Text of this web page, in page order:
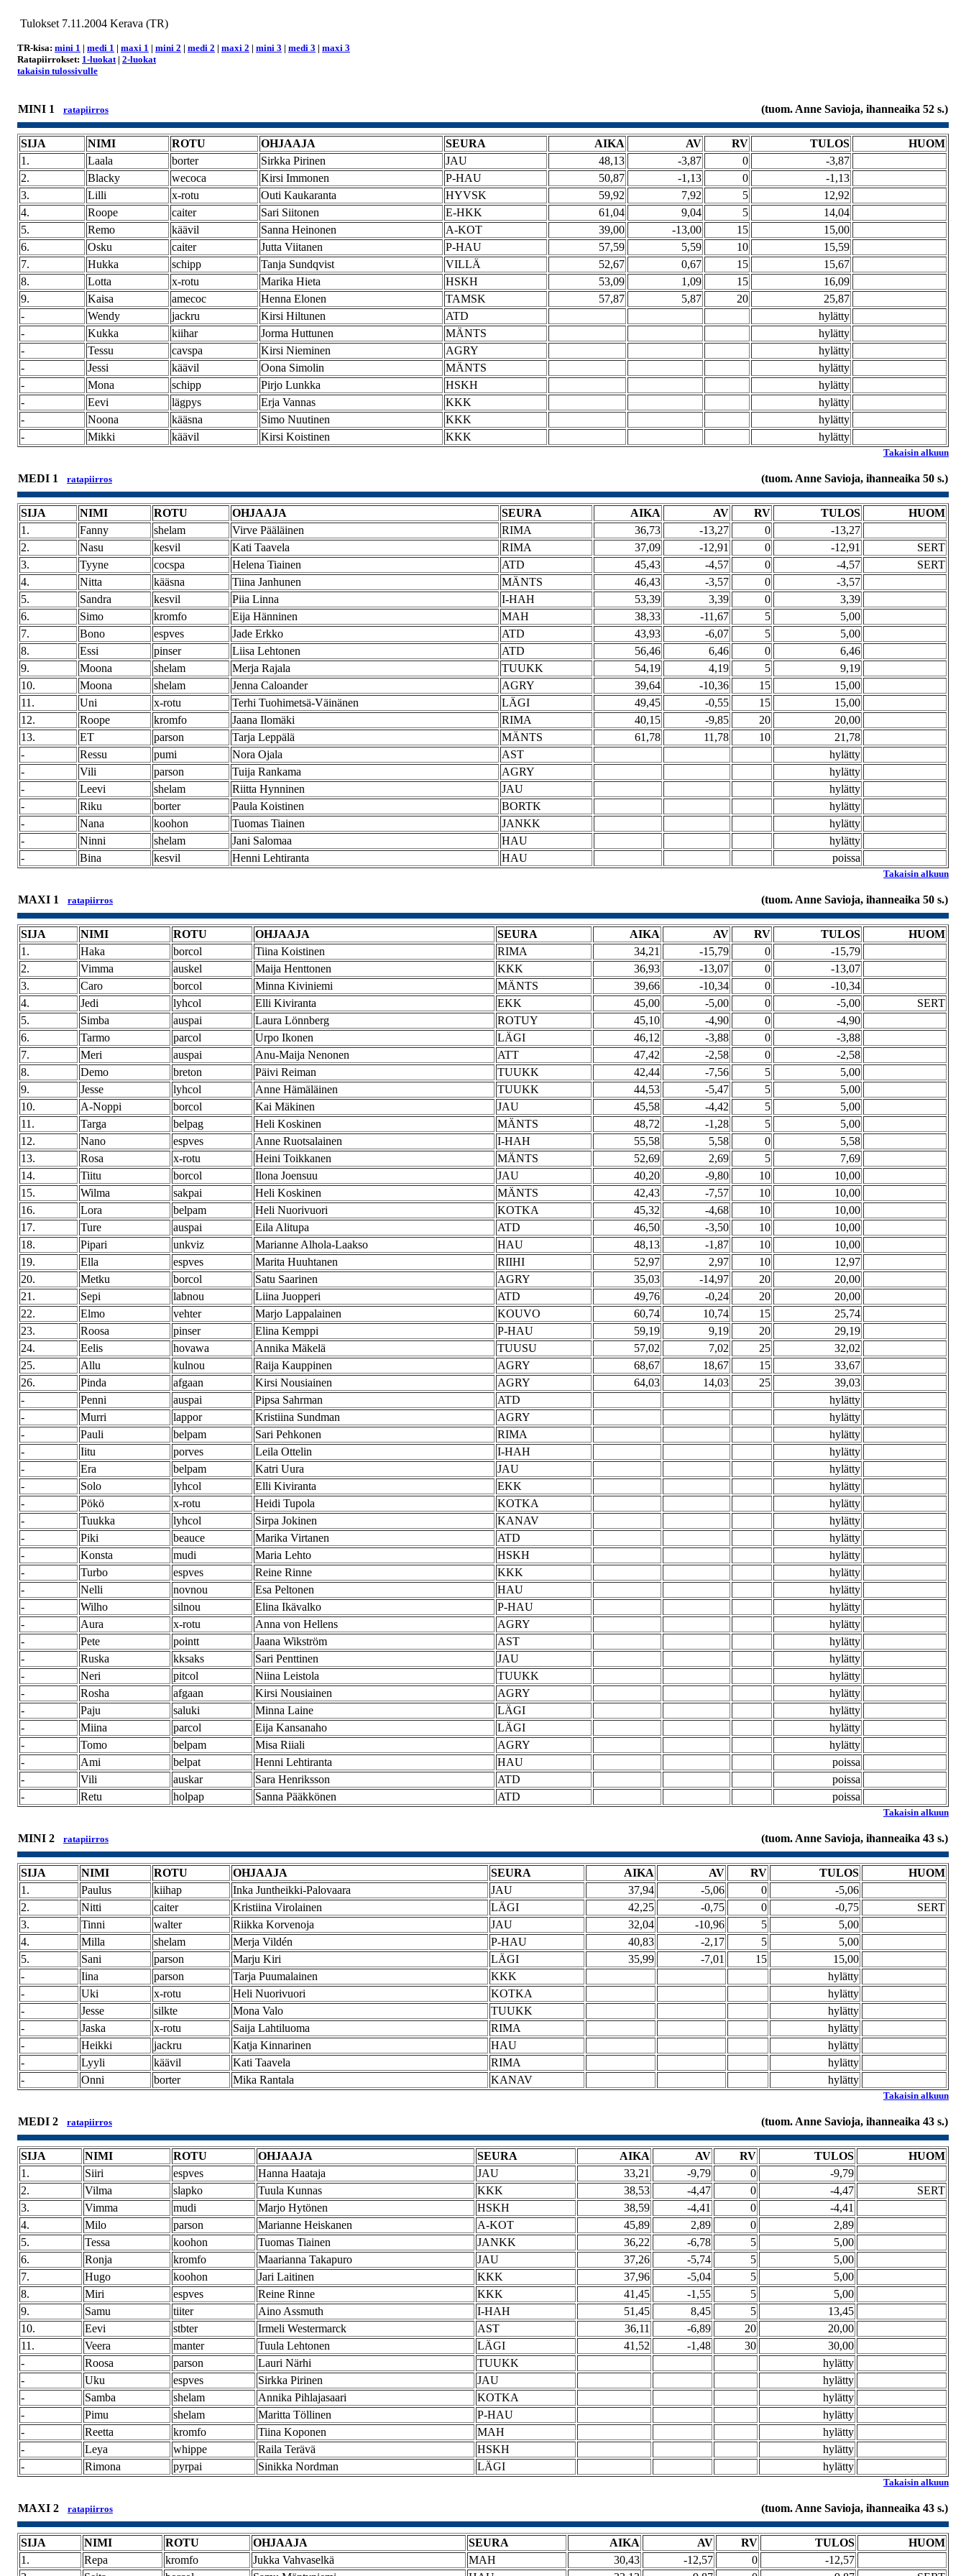
Tulokset 7.11.2004 Kerava (TR)
TR-kisa: mini 1 | medi 1 | maxi 1 | mini 2 | medi 2 | maxi 2 | mini 3 | medi 3 | maxi 3
Ratapiirrokset: 1-luokat| 2-luokat
takaisin tulossivulle
MINI 1 ratapiirros (tuom. Anne Savioja, ihanneaika 52 s.)
SIJA NIMI ROTU OHJAAJA SEURA AIKA AV RV TULOS
HUOM
1.
Laala borter Sirkka Pirinen JAU 48,13 -3,87 0
-3,87
2.
Blacky wecoca Kirsi Immonen P-HAU 50,87 -1,13 0
-1,13
3.
Lilli x-rotu Outi Kaukaranta HYVSK 59,92 7,92 5
12,92
4.
Roope caiter Sari Siitonen E-HKK 61,04 9,04 5
14,04
5.
Remo käävil Sanna Heinonen A-KOT 39,00 -13,00 15
15,00
6.
Osku caiter Jutta Viitanen P-HAU 57,59 5,59 10
15,59
7.
Hukka schipp Tanja Sundqvist VILLÄ 52,67 0,67 15
15,67
8.
Lotta x-rotu Marika Hieta HSKH 53,09 1,09 15
16,09
9.
Kaisa amecoc Henna Elonen TAMSK 57,87 5,87 20
25,87
-
Wendy jackru Kirsi Hiltunen ATD
hylätty
-
Kukka kiihar Jorma Huttunen MÄNTS
hylätty
-
Tessu cavspa Kirsi Nieminen AGRY
hylätty
-
Jessi käävil Oona Simolin MÄNTS
hylätty
-
Mona schipp Pirjo Lunkka HSKH
hylätty
-
Eevi lägpys Erja Vannas KKK
hylätty
-
Noona kääsna Simo Nuutinen KKK
hylätty
-
Mikki käävil Kirsi Koistinen KKK hylätty
Takaisin alkuun
MEDI 1 ratapiirros (tuom. Anne Savioja, ihanneaika 50 s.)
SIJA NIMI ROTU OHJAAJA SEURA AIKA AV RV TULOS
HUOM
1.
Fanny shelam Virve Pääläinen RIMA 36,73 -13,27 0
-13,27
2.
Nasu kesvil Kati Taavela RIMA 37,09 -12,91 0 -12,91
SERT
3.
Tyyne cocspa Helena Tiainen ATD 45,43 -4,57 0 -4,57
SERT
4.
Nitta kääsna Tiina Janhunen MÄNTS 46,43 -3,57 0
-3,57
5.
Sandra kesvil Piia Linna I-HAH 53,39 3,39 0
3,39
6.
Simo kromfo Eija Hänninen MAH 38,33 -11,67 5
5,00
7.
Bono espves Jade Erkko ATD 43,93 -6,07 5
5,00
8.
Essi pinser Liisa Lehtonen ATD 56,46 6,46 0
6,46
9.
Moona shelam Merja Rajala TUUKK 54,19 4,19 5
9,19
10.
Moona shelam Jenna Caloander AGRY 39,64 -10,36 15
15,00
11.
Uni x-rotu Terhi Tuohimetsä-Väinänen LÄGI 49,45 -0,55 15
15,00
12.
Roope kromfo Jaana Ilomäki RIMA 40,15 -9,85 20
20,00
13.
ET parson Tarja Leppälä MÄNTS 61,78 11,78 10
21,78
-
Ressu pumi Nora Ojala AST
hylätty
-
Vili parson Tuija Rankama AGRY
hylätty
-
Leevi shelam Riitta Hynninen JAU
hylätty
-
Riku borter Paula Koistinen BORTK
hylätty
-
Nana koohon Tuomas Tiainen JANKK
hylätty
-
Ninni shelam Jani Salomaa HAU
hylätty
-
Bina kesvil Henni Lehtiranta HAU poissa
Takaisin alkuun
MAXI 1 ratapiirros (tuom. Anne Savioja, ihanneaika 50 s.)
SIJA NIMI ROTU OHJAAJA SEURA AIKA AV RV TULOS
HUOM
1.
Haka borcol Tiina Koistinen RIMA 34,21 -15,79 0
-15,79
2.
Vimma auskel Maija Henttonen KKK 36,93 -13,07 0
-13,07
3.
Caro borcol Minna Kiviniemi MÄNTS 39,66 -10,34 0
-10,34
4.
Jedi lyhcol Elli Kiviranta EKK 45,00 -5,00 0 -5,00
SERT
5.
Simba auspai Laura Lönnberg ROTUY 45,10 -4,90 0
-4,90
6.
Tarmo parcol Urpo Ikonen LÄGI 46,12 -3,88 0
-3,88
7.
Meri auspai Anu-Maija Nenonen ATT 47,42 -2,58 0
-2,58
8.
Demo breton Päivi Reiman TUUKK 42,44 -7,56 5
5,00
9.
Jesse lyhcol Anne Hämäläinen TUUKK 44,53 -5,47 5
5,00
10.
A-Noppi borcol Kai Mäkinen JAU 45,58 -4,42 5
5,00
11.
Targa belpag Heli Koskinen MÄNTS 48,72 -1,28 5
5,00
12.
Nano espves Anne Ruotsalainen I-HAH 55,58 5,58 0
5,58
13.
Rosa x-rotu Heini Toikkanen MÄNTS 52,69 2,69 5
7,69
14.
Tiitu borcol Ilona Joensuu JAU 40,20 -9,80 10
10,00
15.
Wilma sakpai Heli Koskinen MÄNTS 42,43 -7,57 10
10,00
16.
Lora belpam Heli Nuorivuori KOTKA 45,32 -4,68 10
10,00
17.
Ture auspai Eila Alitupa ATD 46,50 -3,50 10
10,00
18.
Pipari unkviz Marianne Alhola-Laakso HAU 48,13 -1,87 10
10,00
19.
Ella espves Marita Huuhtanen RIIHI 52,97 2,97 10
12,97
20.
Metku borcol Satu Saarinen AGRY 35,03 -14,97 20
20,00
21.
Sepi labnou Liina Juopperi ATD 49,76 -0,24 20
20,00
22.
Elmo vehter Marjo Lappalainen KOUVO 60,74 10,74 15
25,74
23.
Roosa pinser Elina Kemppi P-HAU 59,19 9,19 20
29,19
24.
Eelis hovawa Annika Mäkelä TUUSU 57,02 7,02 25
32,02
25.
Allu kulnou Raija Kauppinen AGRY 68,67 18,67 15
33,67
26.
Pinda afgaan Kirsi Nousiainen AGRY 64,03 14,03 25
39,03
-
Penni auspai Pipsa Sahrman ATD
hylätty
-
Murri lappor Kristiina Sundman AGRY
hylätty
-
Pauli belpam Sari Pehkonen RIMA
hylätty
-
Iitu porves Leila Ottelin I-HAH
hylätty
-
Era belpam Katri Uura JAU
hylätty
-
Solo lyhcol Elli Kiviranta EKK
hylätty
-
Pökö x-rotu Heidi Tupola KOTKA
hylätty
-
Tuukka lyhcol Sirpa Jokinen KANAV
hylätty
-
Piki beauce Marika Virtanen ATD
hylätty
-
Konsta mudi Maria Lehto HSKH
hylätty
-
Turbo espves Reine Rinne KKK
hylätty
-
Nelli novnou Esa Peltonen HAU
hylätty
-
Wilho silnou Elina Ikävalko P-HAU
hylätty
-
Aura x-rotu Anna von Hellens AGRY
hylätty
-
Pete pointt Jaana Wikström AST
hylätty
-
Ruska kksaks Sari Penttinen JAU
hylätty
-
Neri pitcol Niina Leistola TUUKK
hylätty
-
Rosha afgaan Kirsi Nousiainen AGRY
hylätty
-
Paju saluki Minna Laine LÄGI
hylätty
-
Miina parcol Eija Kansanaho LÄGI
hylätty
-
Tomo belpam Misa Riiali AGRY
hylätty
-
Ami belpat Henni Lehtiranta HAU
poissa
-
Vili auskar Sara Henriksson ATD
poissa
-
Retu holpap Sanna Pääkkönen ATD poissa
Takaisin alkuun
MINI 2 ratapiirros (tuom. Anne Savioja, ihanneaika 43 s.)
SIJA NIMI ROTU OHJAAJA SEURA AIKA AV RV TULOS
HUOM
1.
Paulus kiihap Inka Juntheikki-Palovaara JAU 37,94 -5,06 0
-5,06
2.
Nitti caiter Kristiina Virolainen LÄGI 42,25 -0,75 0 -0,75
SERT
3.
Tinni walter Riikka Korvenoja JAU 32,04 -10,96 5
5,00
4.
Milla shelam Merja Vildén P-HAU 40,83 -2,17 5
5,00
5.
Sani parson Marju Kiri LÄGI 35,99 -7,01 15
15,00
-
Iina parson Tarja Puumalainen KKK
hylätty
-
Uki x-rotu Heli Nuorivuori KOTKA
hylätty
-
Jesse silkte Mona Valo TUUKK
hylätty
-
Jaska x-rotu Saija Lahtiluoma RIMA
hylätty
-
Heikki jackru Katja Kinnarinen HAU
hylätty
-
Lyyli käävil Kati Taavela RIMA
hylätty
-
Onni borter Mika Rantala KANAV hylätty
Takaisin alkuun
MEDI 2 ratapiirros (tuom. Anne Savioja, ihanneaika 43 s.)
SIJA NIMI ROTU OHJAAJA SEURA AIKA AV RV TULOS
HUOM
1.
Siiri espves Hanna Haataja JAU 33,21 -9,79 0
-9,79
2.
Vilma slapko Tuula Kunnas KKK 38,53 -4,47 0 -4,47
SERT
3.
Vimma mudi Marjo Hytönen HSKH 38,59 -4,41 0
-4,41
4.
Milo parson Marianne Heiskanen A-KOT 45,89 2,89 0
2,89
5.
Tessa koohon Tuomas Tiainen JANKK 36,22 -6,78 5
5,00
6.
Ronja kromfo Maarianna Takapuro JAU 37,26 -5,74 5
5,00
7.
Hugo koohon Jari Laitinen KKK 37,96 -5,04 5
5,00
8.
Miri espves Reine Rinne KKK 41,45 -1,55 5
5,00
9.
Samu tiiter Aino Assmuth I-HAH 51,45 8,45 5
13,45
10.
Eevi stbter Irmeli Westermarck AST 36,11 -6,89 20
20,00
11.
Veera manter Tuula Lehtonen LÄGI 41,52 -1,48 30
30,00
-
Roosa parson Lauri Närhi TUUKK
hylätty
-
Uku espves Sirkka Pirinen JAU
hylätty
-
Samba shelam Annika Pihlajasaari KOTKA
hylätty
-
Pimu shelam Maritta Töllinen P-HAU
hylätty
-
Reetta kromfo Tiina Koponen MAH
hylätty
-
Leya whippe Raila Terävä HSKH
hylätty
-
Rimona pyrpai Sinikka Nordman LÄGI hylätty
Takaisin alkuun
MAXI 2 ratapiirros (tuom. Anne Savioja, ihanneaika 43 s.)
SIJA NIMI ROTU OHJAAJA SEURA AIKA AV RV TULOS
HUOM
1.
Repa kromfo Jukka Vahvaselkä MAH 30,43 -12,57 0
-12,57